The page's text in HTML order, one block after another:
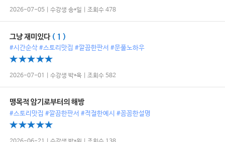
2026-07-05 | 수강생 송*일 | 조회수 478
그냥 재미있다 ( 1 )
#시간순삭 #스토리맛집 #깔끔한판서 #문풀노하우
2026-07-01 | 수강생 박*욱 | 조회수 582
맹목적 암기로부터의 해방
#스토리맛집 #깔끔한판서 #적절한예시 #꼼꼼한설명